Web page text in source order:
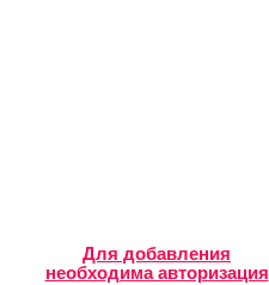
Для добавления
необходима авторизация